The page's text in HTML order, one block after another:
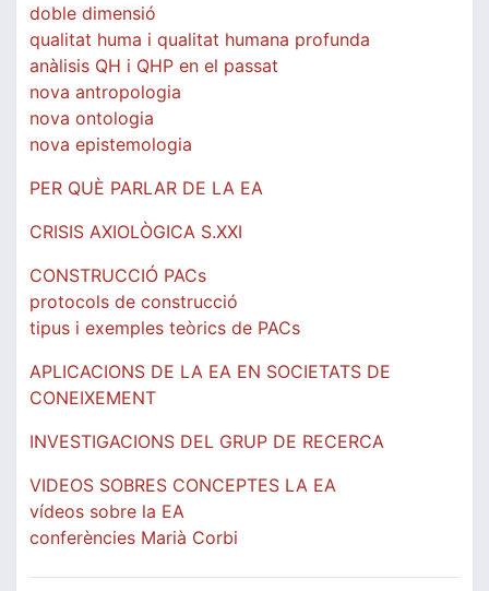
doble dimensió
qualitat huma i qualitat humana profunda
anàlisis QH i QHP en el passat
nova antropologia
nova ontologia
nova epistemologia
PER QUÈ PARLAR DE LA EA
CRISIS AXIOLÒGICA S.XXI
CONSTRUCCIÓ PACs
protocols de construcció
tipus i exemples teòrics de PACs
APLICACIONS DE LA EA EN SOCIETATS DE
CONEIXEMENT
INVESTIGACIONS DEL GRUP DE RECERCA
VIDEOS SOBRES CONCEPTES LA EA
vídeos sobre la EA
conferències Marià Corbi